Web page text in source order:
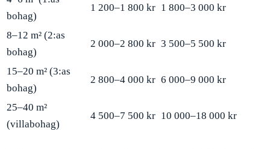
bohag)
1 200–1 800 kr 1 800–3 000 kr
8–12 m² (2:as
bohag)
2 000–2 800 kr 3 500–5 500 kr
15–20 m² (3:as
bohag)
2 800–4 000 kr 6 000–9 000 kr
25–40 m²
(villabohag)
4 500–7 500 kr 10 000–18 000 kr